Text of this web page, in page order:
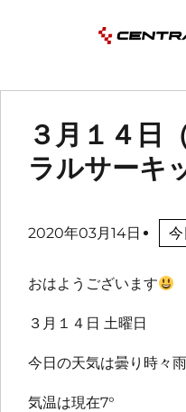
３月１４日
ラルサーキ
2020年03月14日
おはようございます
３月１４日 土曜日
今日の天気は曇り時々雨
気温は現在7°